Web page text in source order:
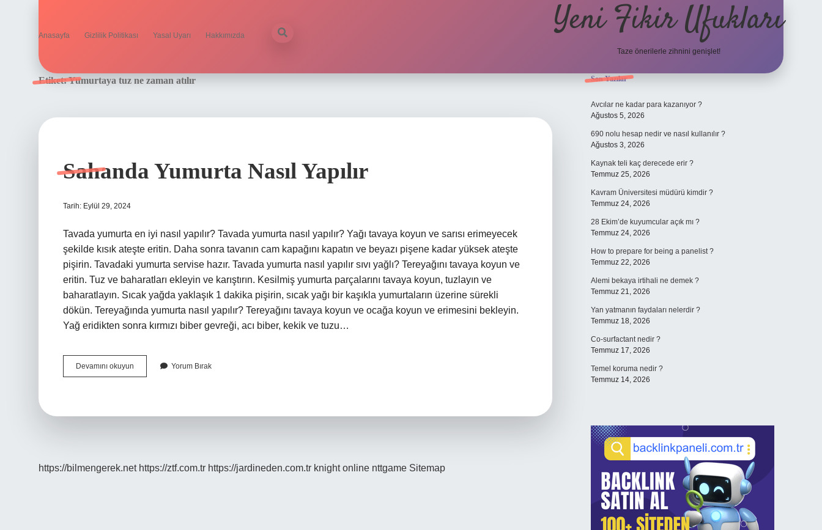
Anasayfa Gizlilik Politikası Yasal Uyarı Hakkımızda Yeni Fikir Ufukları
Taze önerilerle zihnini genişlet!
Etiket:Yumurtaya tuz ne zaman atılır
Sahanda Yumurta Nasıl Yapılır
Tarih: Eylül 29, 2024
Tavada yumurta en iyi nasıl yapılır? Tavada yumurta nasıl yapılır? Yağı tavaya koyun ve sarısı erimeyecek
şekilde kısık ateşte eritin. Daha sonra tavanın cam kapağını kapatın ve beyazı pişene kadar yüksek ateşte
pişirin. Tavadaki yumurta servise hazır. Tavada yumurta nasıl yapılır sıvı yağlı? Tereyağını tavaya koyun ve
eritin. Tuz ve baharatları ekleyin ve karıştırın. Kesilmiş yumurta parçalarını tavaya koyun, tuzlayın ve
baharatlayın. Sıcak yağda yaklaşık 1 dakika pişirin, sıcak yağı bir kaşıkla yumurtaların üzerine sürekli
dökün. Tereyağında yumurta nasıl yapılır? Tereyağını tavaya koyun ve ocağa koyun ve erimesini bekleyin.
Yağ eridikten sonra kırmızı biber gevreği, acı biber, kekik ve tuzu…
Devamını okuyun Sahanda
Yumurta
Yorum Bırak
https://bilmengerek.net https://ztf.com.tr https://jardineden.com.tr knight online nttgame Sitemap
Sidebar
Son Yazılar
Avcılar ne kadar para kazanıyor ?
Ağustos 5, 2026
690 nolu hesap nedir ve nasıl kullanılır ?
Ağustos 3, 2026
Kaynak teli kaç derecede erir ?
Temmuz 25, 2026
Kavram Üniversitesi müdürü kimdir ?
Temmuz 24, 2026
28 Ekim’de kuyumcular açık mı ?
Temmuz 24, 2026
How to prepare for being a panelist ?
Temmuz 22, 2026
Alemi bekaya irtihali ne demek ?
Temmuz 21, 2026
Yan yatmanın faydaları nelerdir ?
Temmuz 18, 2026
Co-surfactant nedir ?
Temmuz 17, 2026
Temel koruma nedir ?
Temmuz 14, 2026